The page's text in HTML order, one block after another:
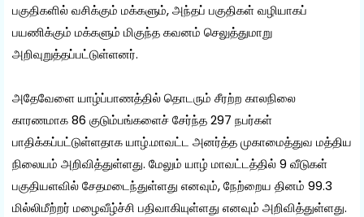
பகுதிகளில் வசிக்கும் மக்களும், அந்தப் பகுதிகள் வழியாகப்
பயணிக்கும் மக்களும் மிகுந்த கவனம் செலுத்துமாறு
அறிவுறுத்தப்பட்டுள்ளனர்.
அதேவேளை யாழ்ப்பாணத்தில் தொடரும் சீரற்ற காலநிலை
காரணமாக 86 குடும்பங்களைச் சேர்ந்த 297 நபர்கள்
பாதிக்கப்பட்டுள்ளதாக யாழ்.மாவட்ட அனர்த்த முகாமைத்துவ மத்திய
நிலையம் அறிவித்துள்ளது. மேலும் யாழ் மாவட்டத்தில் 9 வீடுகள்
பகுதியளவில் சேதமடைந்துள்ளது எனவும், நேற்றைய தினம் 99.3
மில்லிமீற்றர் மழைவீழ்ச்சி பதிவாகியுள்ளது எனவும் அறிவித்துள்ளது.